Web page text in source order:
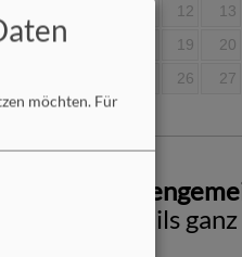
12 13
19 20
26 27
31
jeweils
möchten. Für